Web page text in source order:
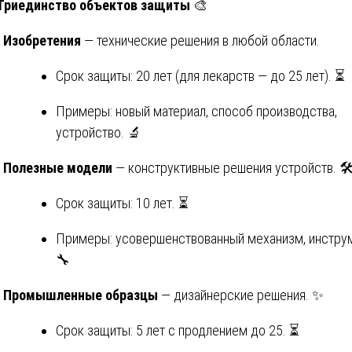
объектов защиты 🎨
Изобретения — технические решения в любой области.
Срок защиты: 20 лет (для лекарств — до 25 лет). ⏳
Примеры: новый материал, способ производства,
устройство. 🔬
Полезные модели — конструктивные решения устройств. 🛠️
Срок защиты: 10 лет. ⏳
Примеры: усовершенствованный механизм,
🔧
Промышленные образцы — дизайнерские решения. ✨
Срок защиты: 5 лет с продлением до 25. ⏳